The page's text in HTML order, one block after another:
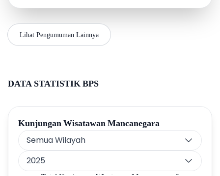
Lihat Pengumuman Lainnya
DATA STATISTIK BPS
Kunjungan Wisatawan Mancanegara
Semua Wilayah
2025